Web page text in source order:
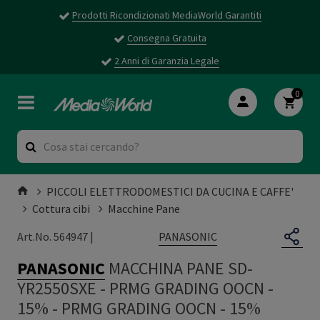
Prodotti Ricondizionati MediaWorld Garantiti
Consegna Gratuita
2 Anni di Garanzia Legale
0
PICCOLI ELETTRODOMESTICI DA CUCINA E CAFFE'
Cottura cibi
Macchine Pane
Art.No. 564947 |
PANASONIC
PANASONIC MACCHINA PANE SD-
YR2550SXE - PRMG GRADING OOCN -
15% - PRMG GRADING OOCN - 15%